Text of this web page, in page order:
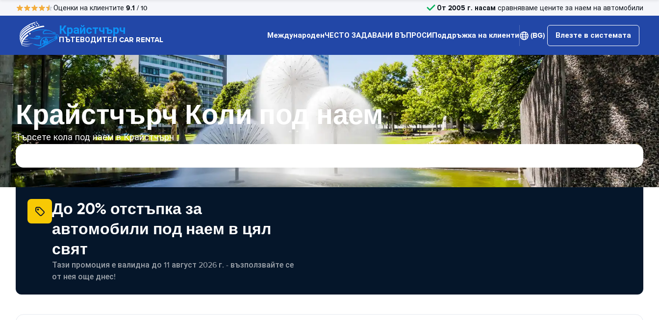
Оценки на клиентите 9.1 / 10 От 2005 г. насам сравняваме цените за наем на автомобили
Крайстчърч
ПЪТЕВОДИТЕЛ CAR RENTAL МеждународенЧЕСТО ЗАДАВАНИ ВЪПРОСИПоддръжка на клиенти (BG) Влезте в системата
Крайстчърч Коли под наем
Търсете кола под наем в Крайстчърч
До 20% отстъпка за
автомобили под наем в цял
свят
Тази промоция е валидна до 11 август 2026 г. - възползвайте се
от нея още днес!